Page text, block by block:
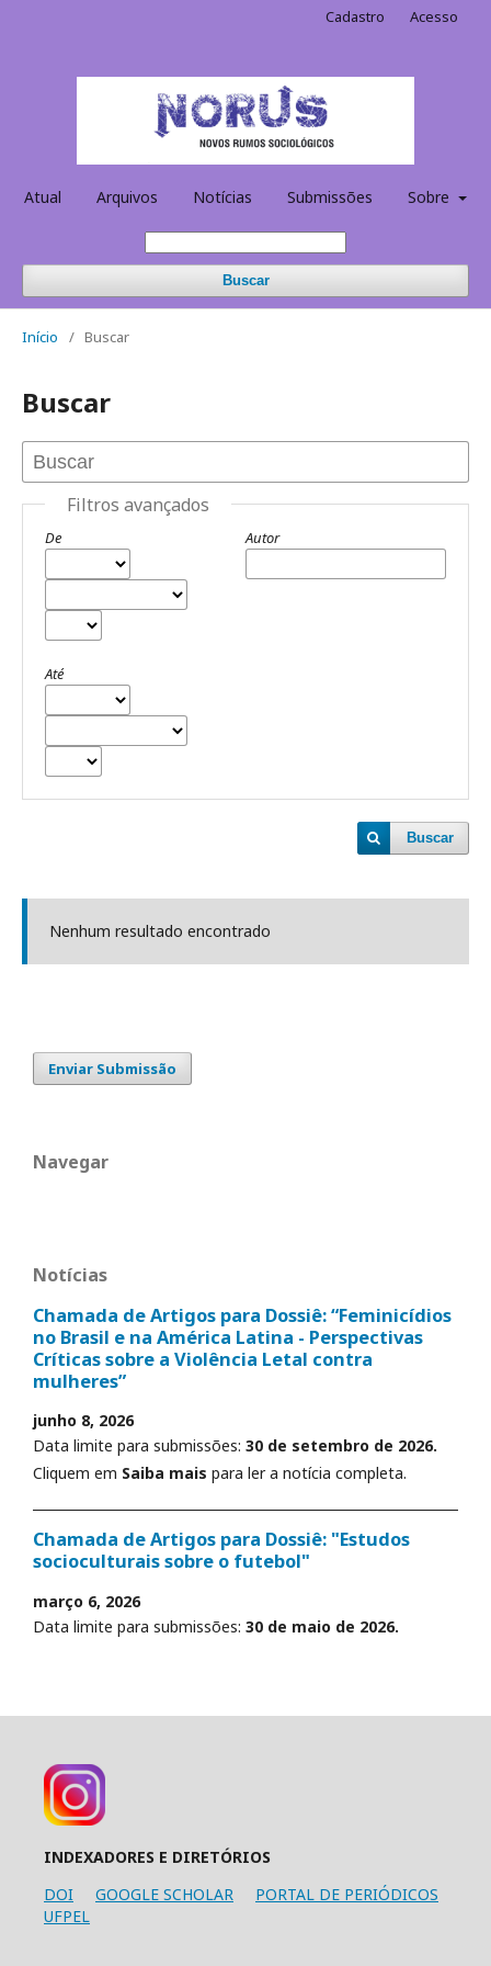
Atual Arquivos Notícias Submissões Sobre
Buscar
Cadastro Acesso
Início / Buscar
Buscar
Filtros avançados
De
Até
Autor
Buscar
Nenhum resultado encontrado
Enviar Submissão
Navegar
Notícias
Chamada de Artigos para Dossiê: “Feminicídios
no Brasil e na América Latina - Perspectivas
Críticas sobre a Violência Letal contra
mulheres”
junho 8, 2026
Data limite para submissões: 30 de setembro de 2026.
Cliquem em Saiba mais para ler a notícia completa.
Chamada de Artigos para Dossiê: "Estudos
socioculturais sobre o futebol"
março 6, 2026
Data limite para submissões: 30 de maio de 2026.
INDEXADORES E DIRETÓRIOS
DOI
GOOGLE SCHOLAR
PORTAL DE PERIÓDICOS
UFPEL